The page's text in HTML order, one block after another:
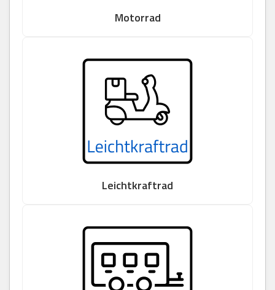
Motorrad
Leichtkraftrad